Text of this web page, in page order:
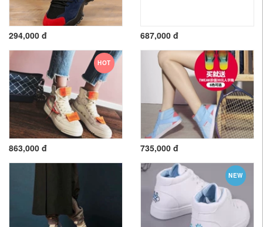
294,000 đ 687,000 đ
HOT
863,000 đ 735,000 đ
NEW